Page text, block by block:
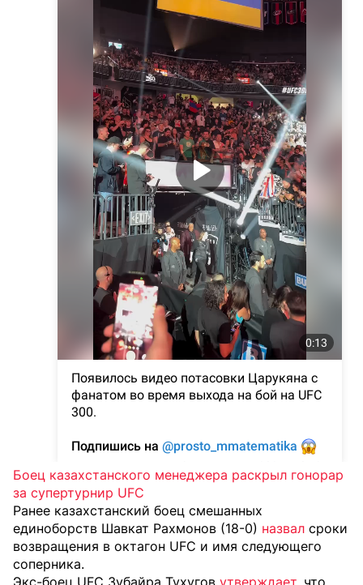
Боец казахстанского менеджера раскрыл гонорар
за супертурнир UFC
Ранее казахстанский боец смешанных
единоборств Шавкат Рахмонов (18-0) назвал сроки
возвращения в октагон UFC и имя следующего
соперника.
Экс-боец UFC Зубайра Тухугов утверждает , что